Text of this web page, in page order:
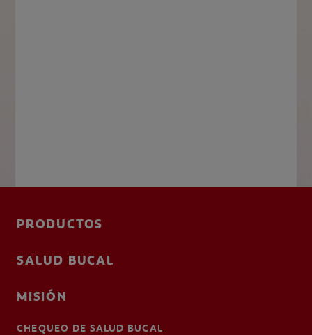
PRODUCTOS
SALUD BUCAL
MISIÓN
CHEQUEO DE SALUD BUCAL